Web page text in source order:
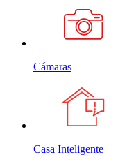
Cámaras
Casa Inteligente